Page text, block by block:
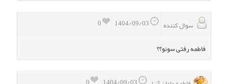
0
سوال کننده
فاطمه رفتی سونو؟؟